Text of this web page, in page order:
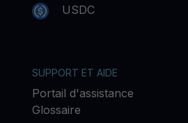
USDC
SUPPORT ET AIDE
Portail d'assistance
Glossaire